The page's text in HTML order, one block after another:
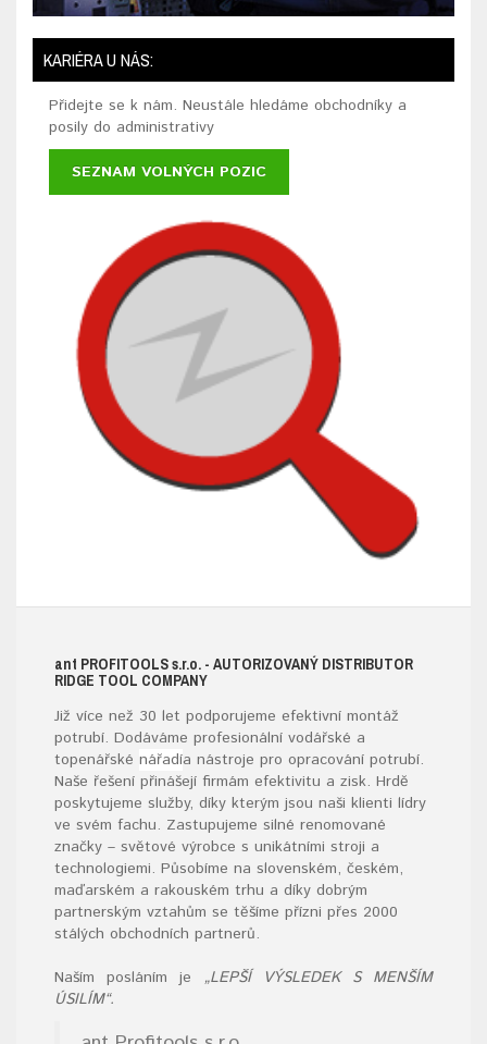
KARIÉRA U NÁS:
Přidejte se k nám. Neustále hledáme obchodníky a
posily do administrativy
SEZNAM VOLNÝCH POZIC
ant PROFITOOLSs.r.o. - AUTORIZOVANÝ DISTRIBUTOR
RIDGE TOOL COMPANY
Již více než 30 let podporujeme efektivní montáž
potrubí. Dodáváme profesionální vodářské a
topenářské nářadía nástroje pro opracování potrubí.
Naše řešení přinášejí firmám efektivitu a zisk. Hrdě
poskytujeme služby, díky kterým jsou naši klienti lídry
ve svém fachu. Zastupujeme silné renomované
značky – světové výrobce s unikátními stroji a
technologiemi. Působíme na slovenském, českém,
maďarském a rakouském trhu a díky dobrým
partnerským vztahům se těšíme přízni přes 2000
stálých obchodních partnerů.
Naším posláním je „LEPŠÍ VÝSLEDEK S MENŠÍM
ÚSILÍM“.